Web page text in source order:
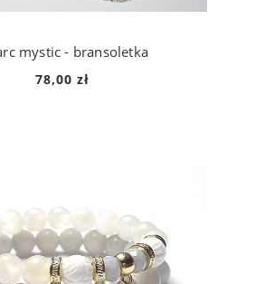
mystic - bransoletka
78,00 zł